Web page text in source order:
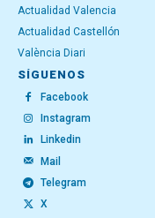
Actualidad Valencia
Actualidad Castellón
València Diari
SÍGUENOS
Facebook
Instagram
Linkedin
Mail
Telegram
X